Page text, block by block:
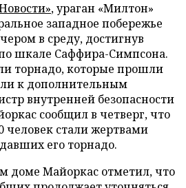
, ураган «Милтон»
западное побережье
в среду, достигнув
шкале Саффира-Симпсона.
торнадо, которые прошли
к дополнительным
внутренней безопасности
сообщил в четверг, что
стали жертвами
его торнадо.
доме Майоркас отметил, что